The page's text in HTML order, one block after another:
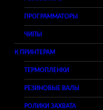
ПРОГРАММАТОРЫ
ЧИПЫ
К ПРИНТЕРАМ
ТЕРМОПЛЕНКИ
РЕЗИНОВЫЕ ВАЛЫ
РОЛИКИ ЗАХВАТА